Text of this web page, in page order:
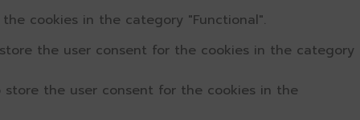
cookies in the category "Functional".
the user consent for the cookies in the category
store the user consent for the cookies in the